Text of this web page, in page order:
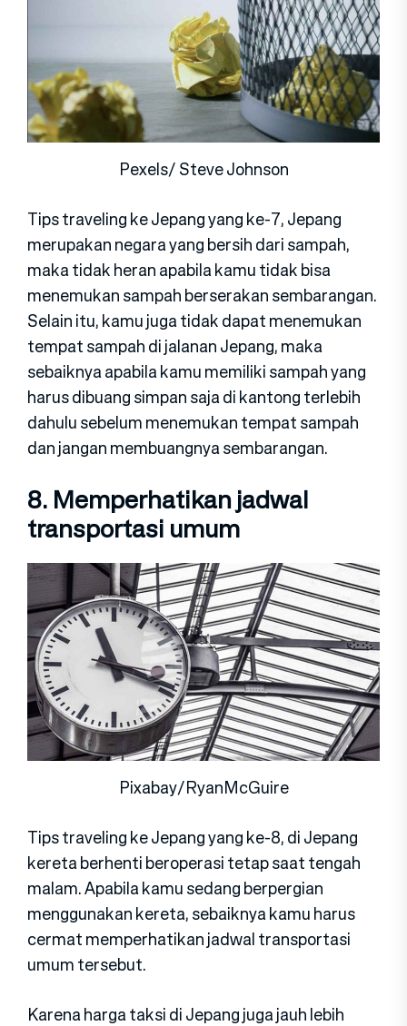
Pexels/ Steve Johnson
Tips traveling ke Jepang yang ke-7, Jepang
merupakan negara yang bersih dari sampah,
maka tidak heran apabila kamu tidak bisa
menemukan sampah berserakan sembarangan.
Selain itu, kamu juga tidak dapat menemukan
tempat sampah di jalanan Jepang, maka
sebaiknya apabila kamu memiliki sampah yang
harus dibuang simpan saja di kantong terlebih
dahulu sebelum menemukan tempat sampah
dan jangan membuangnya sembarangan.
8. Memperhatikan jadwal
transportasi umum
Pixabay/RyanMcGuire
Tips traveling ke Jepang yang ke-8, di Jepang
kereta berhenti beroperasi tetap saat tengah
malam. Apabila kamu sedang berpergian
menggunakan kereta, sebaiknya kamu harus
cermat memperhatikan jadwal transportasi
umum tersebut.
Karena harga taksi di Jepang juga jauh lebih